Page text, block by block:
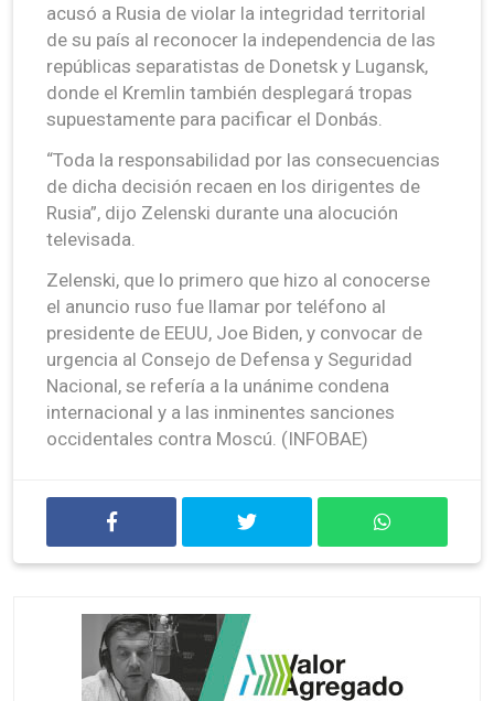
acusó a Rusia de violar la integridad territorial
de su país al reconocer la independencia de las
repúblicas separatistas de Donetsk y Lugansk,
donde el Kremlin también desplegará tropas
supuestamente para pacificar el Donbás.
“Toda la responsabilidad por las consecuencias
de dicha decisión recaen en los dirigentes de
Rusia”, dijo Zelenski durante una alocución
televisada.
Zelenski, que lo primero que hizo al conocerse
el anuncio ruso fue llamar por teléfono al
presidente de EEUU, Joe Biden, y convocar de
urgencia al Consejo de Defensa y Seguridad
Nacional, se refería a la unánime condena
internacional y a las inminentes sanciones
occidentales contra Moscú. (INFOBAE)